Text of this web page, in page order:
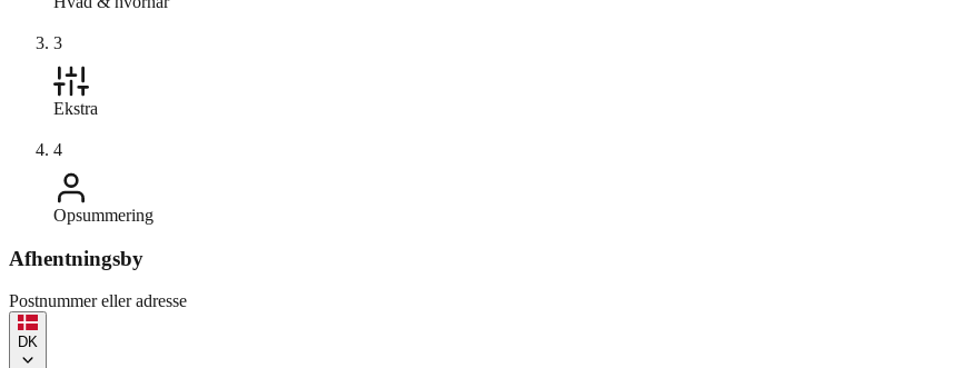
3
Ekstra
4
Opsummering
Afhentningsby
Postnummer eller adresse
DK